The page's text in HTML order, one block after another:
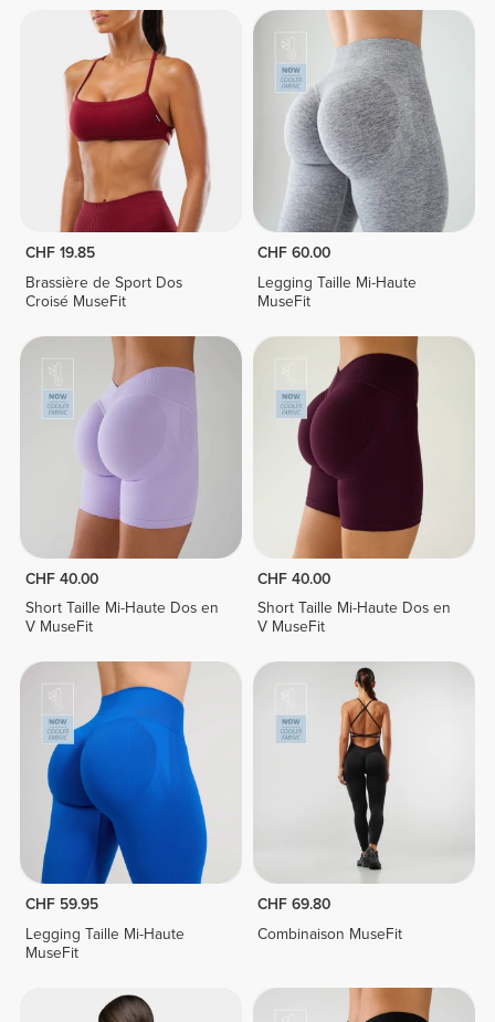
CHF 19.85
Brassière de Sport Dos
Croisé MuseFit
CHF 60.00
Legging Taille Mi-Haute
MuseFit
CHF 40.00
Short Taille Mi-Haute Dos en
V MuseFit
CHF 40.00
Short Taille Mi-Haute Dos en
V MuseFit
CHF 59.95
Legging Taille Mi-Haute
MuseFit
CHF 69.80
Combinaison MuseFit